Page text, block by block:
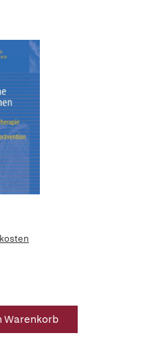
Warenkorb